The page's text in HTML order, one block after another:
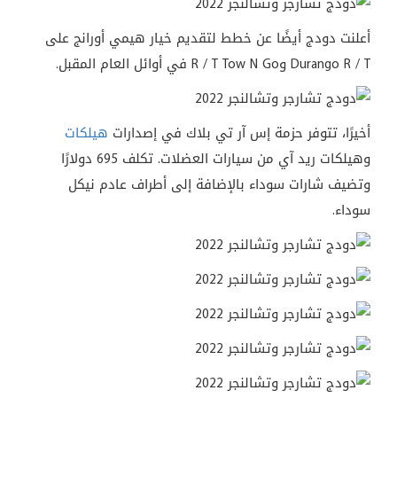
أعلنت دودج أيضًا عن خطط لتقديم خيار هيمي أورانج على
Durango R / T وR / T Tow N Go في أوائل العام المقبل.
أخيرًا، تتوفر حزمة إس آر تي بلاك في إصدارات هيلكات
وهيلكات ريد آي من سيارات العضلات. تكلف 695 دولارًا
وتضيف شارات سوداء بالإضافة إلى أطراف عادم نيكل
سوداء.